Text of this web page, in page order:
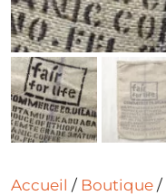
Accueil / Boutique /